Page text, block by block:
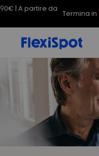
| A partire da
Termina in